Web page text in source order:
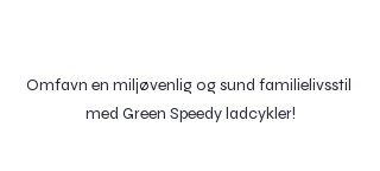
Omfavn en miljøvenlig og sund familielivsstil
med Green Speedy ladcykler!